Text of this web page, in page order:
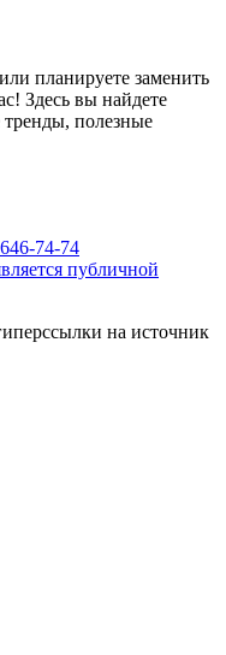
планируете заменить
Здесь вы найдете
тренды, полезные
74-74
публичной
на источник